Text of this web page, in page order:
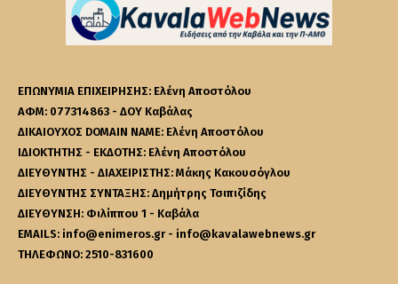
ΕΠΩΝΥΜΙΑ ΕΠΙΧΕΙΡΗΣΗΣ: Ελένη Αποστόλου
ΑΦΜ: 077314863 - ΔΟΥ Καβάλας
ΔΙΚΑΙΟΥΧΟΣ DOMAIN NAME: Ελένη Αποστόλου
ΙΔΙΟΚΤΗΤΗΣ - ΕΚΔΟΤΗΣ: Ελένη Αποστόλου
ΔΙΕΥΘΥΝΤΗΣ - ΔΙΑΧΕΙΡΙΣΤΗΣ: Μάκης Κακουσόγλου
ΔΙΕΥΘΥΝΤΗΣ ΣΥΝΤΑΞΗΣ: Δημήτρης Τσιπιζίδης
ΔΙΕΥΘΥΝΣΗ: Φιλίππου 1 - Καβάλα
EMAILS: info@enimeros.gr - info@kavalawebnews.gr
ΤΗΛΕΦΩΝΟ: 2510-831600